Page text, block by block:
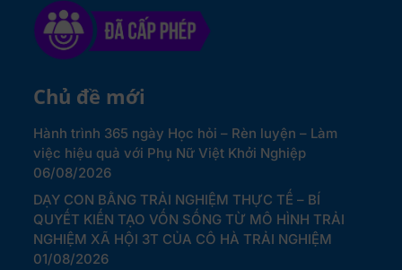
Chủ đề mới
Hành trình 365 ngày Học hỏi – Rèn luyện – Làm
việc hiệu quả với Phụ Nữ Việt Khởi Nghiệp
06/08/2026
DẠY CON BẰNG TRẢI NGHIỆM THỰC TẾ – BÍ
QUYẾT KIẾN TẠO VỐN SỐNG TỪ MÔ HÌNH TRẢI
NGHIỆM XÃ HỘI 3T CỦA CÔ HÀ TRẢI NGHIỆM
01/08/2026